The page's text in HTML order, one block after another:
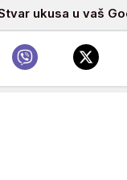
ukusa u vaš